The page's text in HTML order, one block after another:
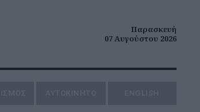
Παρασκευή
07 Αυγούστου 2026